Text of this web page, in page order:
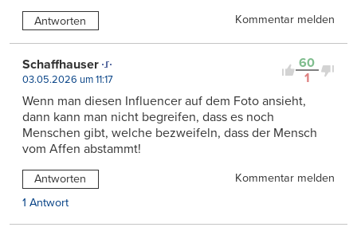
Antworten Kommentar melden
60
1
Schaffhauser
03.05.2026 um 11:17
Wenn man diesen Influencer auf dem Foto ansieht,
dann kann man nicht begreifen, dass es noch
Menschen gibt, welche bezweifeln, dass der Mensch
vom Affen abstammt!
Antworten
Kommentar melden
1 Antwort